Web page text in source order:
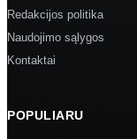
Redakcijos politika
Naudojimo sąlygos
Kontaktai
POPULIARU